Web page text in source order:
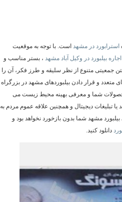
استرابورد در مشهد است. با توجه به موقعیت
اجاره بیلبورد در وکیل آباد مشهد ، بستر مناسب و
جمعیتی متنوع از نظر سلیقه و طرز فکر، آن را
متعدد و قرار دادن بیلبوردهای مشهد در بزرگراه
محصولات شما و معرفی بهینه محیط زیست می
تبلیغات دیجیتال و همچنین علاقه عموم مردم به
مشهد شما بدون بازخورد نخواهد بود و
دانلود کنید.